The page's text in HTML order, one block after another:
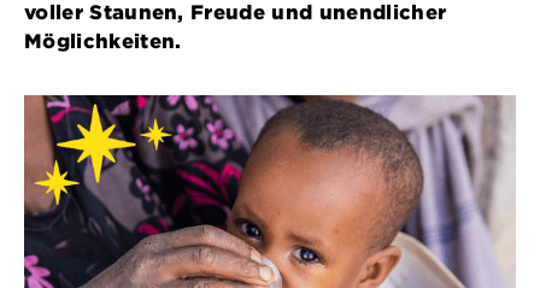
voller Staunen, Freude und unendlicher
Möglichkeiten.